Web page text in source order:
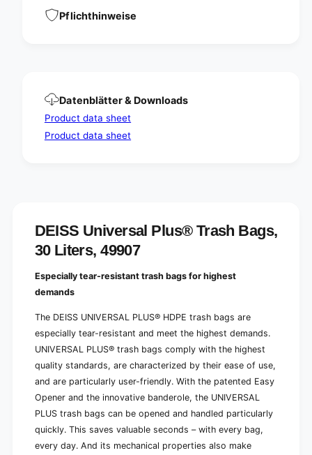
0
m
o
f
D
i
t
e
s
0
e
o
f
l
i
t
r
s
Pflichthinweise
Datenblätter & Downloads
Product data sheet
Product data sheet
DEISS Universal Plus® Trash Bags,
30 Liters, 49907
Especially tear-resistant trash bags for highest
demands
The DEISS UNIVERSAL PLUS® HDPE trash bags are
especially tear-resistant and meet the highest demands.
UNIVERSAL PLUS® trash bags comply with the highest
quality standards, are characterized by their ease of use,
and are particularly user-friendly. With the patented Easy
Opener and the innovative banderole, the UNIVERSAL
PLUS trash bags can be opened and handled particularly
quickly. This saves valuable seconds – with every bag,
every day. And its mechanical properties also make